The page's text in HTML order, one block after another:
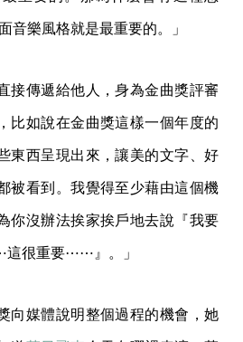
音樂風格就是最重要的。」
接傳遞給他人，身為金曲獎評審
比如說在金曲獎這樣一個年度的
東西呈現出來，讓美的文字、好
被看到。我覺得至少藉由這個機
你沒辦法挨家挨戶地去說『我要
很重要⋯⋯』。」
向媒體說明整個過程的機會，她